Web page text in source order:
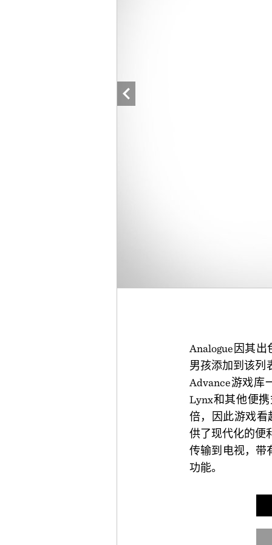
Analogue因其
男孩添加到该列
Advance游戏库
Lynx和其他便
倍，因此游戏看
供了现代化的便
传输到电视，带
功能。